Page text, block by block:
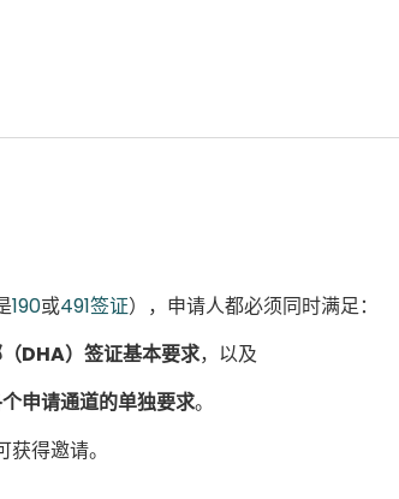
190或491签证），申请人都必须同时满足：
DHA）签证基本要求，以及
申请通道的单独要求。
得邀请。